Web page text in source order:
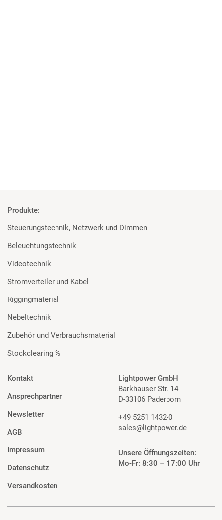
Produkte:
Steuerungstechnik, Netzwerk und Dimmen
Beleuchtungstechnik
Videotechnik
Stromverteiler und Kabel
Riggingmaterial
Nebeltechnik
Zubehör und Verbrauchsmaterial
Stockclearing %
Kontakt
Ansprechpartner
Newsletter
AGB
Impressum
Datenschutz
Versandkosten
Lightpower GmbH
Barkhauser Str. 14
D-33106 Paderborn
+49 5251 1432-0
sales@lightpower.de
Unsere Öffnungszeiten:
Mo-Fr: 8:30 – 17:00 Uhr